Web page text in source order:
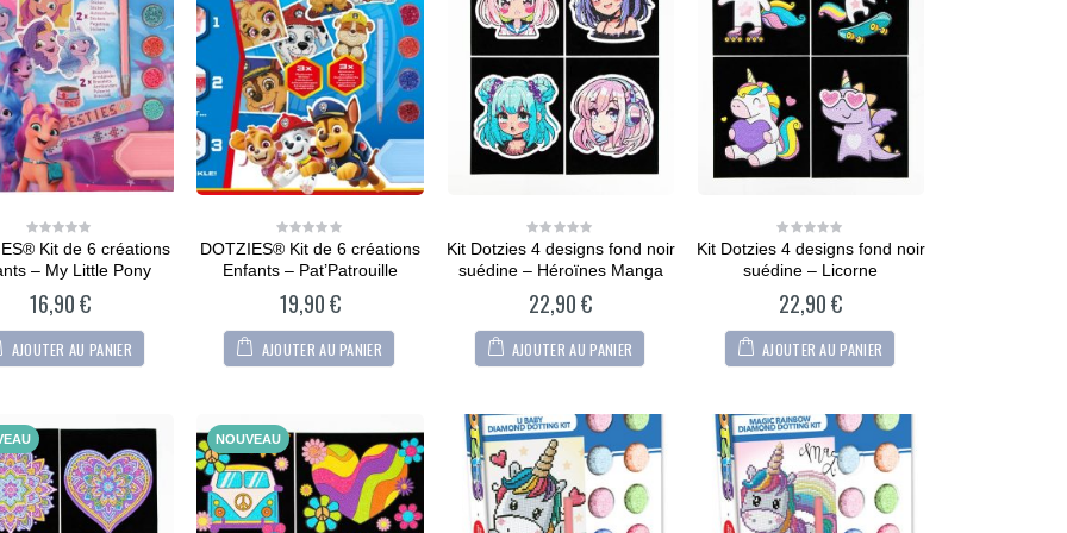
0
of
Kit de 6 créations
– My Little Pony
16,90€
AJOUTER AU PANIER
0
of
DOTZIES® Kit de 6 créations
Enfants – Pat’Patrouille
19,90€
AJOUTER AU PANIER
0
of
Kit Dotzies 4 designs fond noir
suédine – Héroïnes Manga
22,90€
AJOUTER AU PANIER
0
of
Kit Dotzies 4 designs fond noir
suédine – Licorne
22,90€
AJOUTER AU PANIER
NOUVEAU
CARTONIC® -
CARTONIC® -
CARTONIC® -
5
CARTONIC® -
Modèle Berger
allemand
0
out
of
5
36,90€
CARTONIC® -
Modèle Arty Bunny
out
of
5